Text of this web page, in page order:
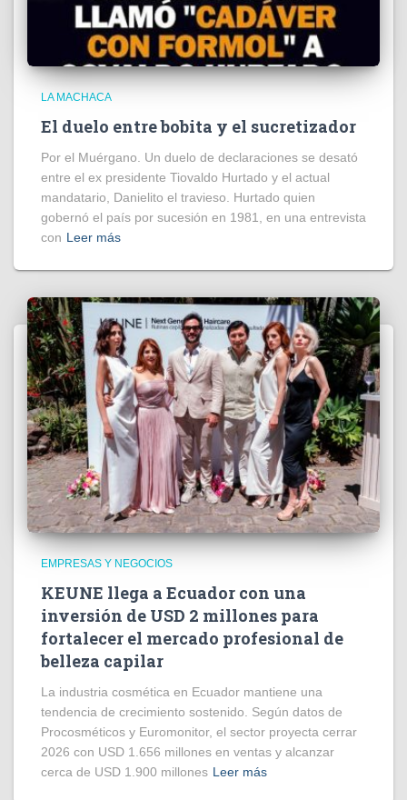
LA MACHACA
El duelo entre bobita y el sucretizador
Por el Muérgano. Un duelo de declaraciones se desató
entre el ex presidente Tiovaldo Hurtado y el actual
mandatario, Danielito el travieso. Hurtado quien
gobernó el país por sucesión en 1981, en una entrevista
con Leer más
EMPRESAS Y NEGOCIOS
KEUNE llega a Ecuador con una
inversión de USD 2 millones para
fortalecer el mercado profesional de
belleza capilar
La industria cosmética en Ecuador mantiene una
tendencia de crecimiento sostenido. Según datos de
Procosméticos y Euromonitor, el sector proyecta cerrar
2026 con USD 1.656 millones en ventas y alcanzar
cerca de USD 1.900 millones Leer más